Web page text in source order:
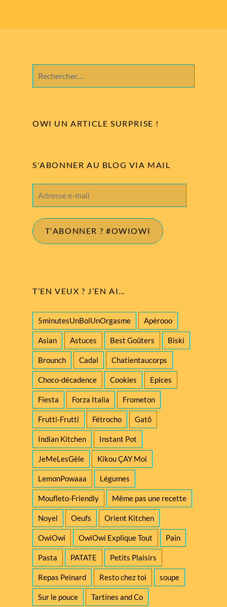
OWI UN ARTICLE SURPRISE !
S'ABONNER AU BLOG VIA MAIL
T'ABONNER ? #OWIOWI
T’EN VEUX ? J’EN AI…
5minutesUnBolUnOrgasme Apérooo
Asian Astuces Best Goûters Biski
Brounch Cadal Chatientaucorps
Choco-décadence Cookies Epices
Fiesta Forza Italia Frometon
Frutti-Frutti Fétrocho Gatô
Indian Kitchen Instant Pot
JeMeLesGèle Kikou ÇAY Moi
LemonPowaaa Légumes
Moufleto-Friendly Même pas une recette
Noyel Oeufs Orient Kitchen
OwiOwi OwiOwi Explique Tout Pain
Pasta PATATE Petits Plaisirs
Repas Peinard Resto chez toi soupe
Sur le pouce Tartines and Co